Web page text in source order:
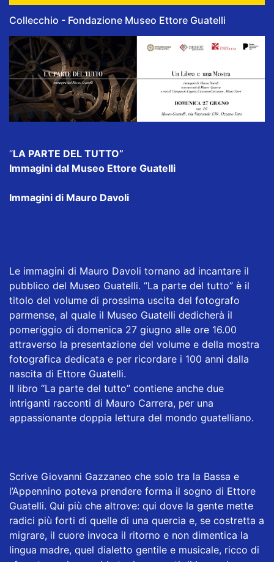
Collecchio - Fondazione Museo Ettore Guatelli
“LA PARTE DEL TUTTO”
Immagini dal Museo Ettore Guatelli
Immagini di Mauro Davoli
Le immagini di Mauro Davoli tornano ad incantare il
pubblico del Museo Guatelli. “La parte del tutto” è il
titolo del volume di prossima uscita del fotografo
parmense, al quale il Museo Guatelli dedicherà il
pomeriggio di domenica 27 giugno alle ore 16.00
attraverso la presentazione del volume e della mostra
fotografica dedicata e per ricordare i 100 anni dalla
nascita di Ettore Guatelli.
Il libro “La parte del tutto” contiene anche due
intriganti racconti di Mauro Carrera, per una
appassionante doppia lettura del mondo guatelliano.
Scrive Giovanni Gazzaneo che solo tra la Bassa e
l’Appennino poteva prendere forma il sogno di Ettore
Guatelli. Qui più che altrove: qui dove la gente mette
radici più forti di quelle di una quercia e, se costretta a
migrare, il cuore invoca il ritorno e non dimentica la
lingua madre, quel dialetto gentile e musicale, ricco di